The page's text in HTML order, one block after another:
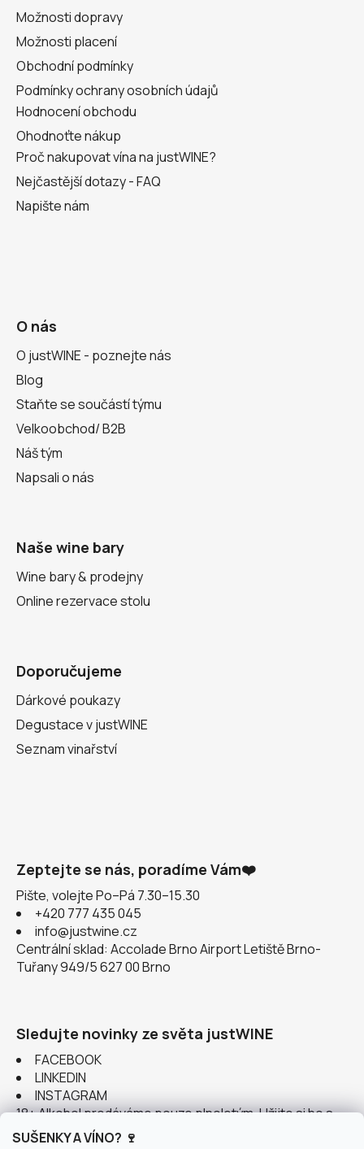
SUŠENKY A VÍNO? 🍷
Možnosti dopravy
Možnosti placení
Obchodní podmínky
Podmínky ochrany osobních údajů
Hodnocení obchodu
Ohodnoťte nákup
Proč nakupovat vína na justWINE?
Nejčastější dotazy - FAQ
Napište nám
O nás
O justWINE - poznejte nás
Blog
Staňte se součástí týmu
Velkoobchod/ B2B
Náš tým
Napsali o nás
Naše wine bary
Wine bary & prodejny
Online rezervace stolu
Doporučujeme
Dárkové poukazy
Degustace v justWINE
Seznam vinařství
Zeptejte se nás, poradíme Vám❤️
Pište, volejte Po–Pá 7.30–15.30
+420 777 435 045
info@justwine.cz
Centrální sklad: Accolade Brno Airport Letiště Brno-
Tuřany 949/5 627 00 Brno
Sledujte novinky ze světa justWINE
FACEBOOK
LINKEDIN
INSTAGRAM
18+ Alkohol prodáváme pouze plnoletým. Užijte si ho s
rozumem.